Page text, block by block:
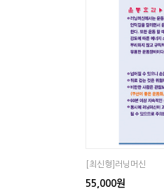
[최신형]러닝머신
55,000원